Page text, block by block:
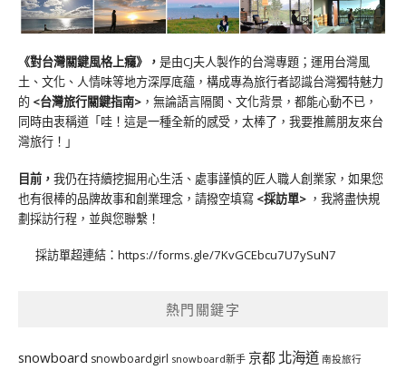
《對台灣關鍵風格上癮》 ， 是由CJ夫人製作的台灣專題；運用台灣風
土、文化、人情味等地方深厚底蘊，構成專為旅行者認識台灣獨特魅力
的 <台灣旅行關鍵指南> ，無論語言隔閡、文化背景，都能心動不已，
同時由衷稱道「哇！這是一種全新的感受，太棒了，我要推薦朋友來台
灣旅行！」
目前， 我仍在持續挖掘用心生活、處事謹慎的匠人職人創業家，如果您
也有很棒的品牌故事和創業理念，請撥空填寫 <採訪單> ，我將盡快規
劃採訪行程，並與您聯繫！
採訪單超連結： https://forms.gle/7KvGCEbcu7U7ySuN7
熱門關鍵字
snowboard snowboardgirl snowboard新手 京都 北海道 南投旅行